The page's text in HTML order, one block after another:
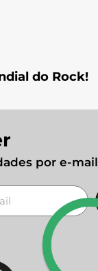
do Rock!
por e-mail